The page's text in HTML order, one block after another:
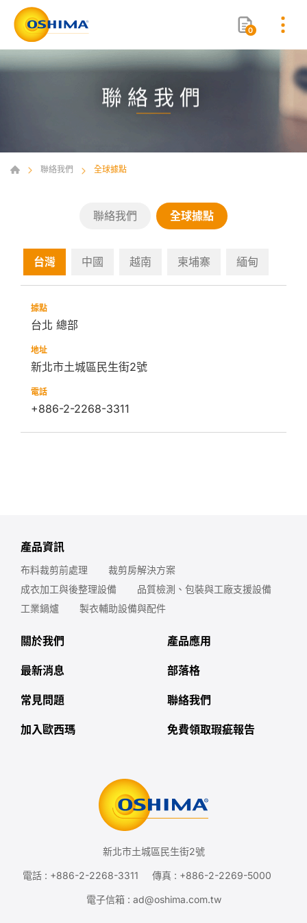
0
聯絡我們
聯絡我們 全球據點
聯絡我們 全球據點
台灣 中國 越南 柬埔寨 緬甸
台北 總部
新北市土城區民生街2號
+886-2-2268-3311
產品資訊
布料裁剪前處理
裁剪房解決方案
成衣加工與後整理設備
品質檢測、包裝與工廠支援設備
工業鍋爐
製衣輔助設備與配件
關於我們 產品應用
最新消息 部落格
常見問題 聯絡我們
加入歐西瑪 免費領取瑕疵報告
新北市土城區民生街2號
電話 : +886-2-2268-3311 傳真 : +886-2-2269-5000
電子信箱 : ad@oshima.com.tw